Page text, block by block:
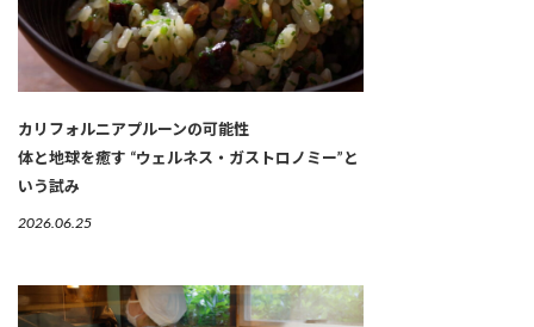
カリフォルニアプルーンの可能性
体と地球を癒す “ウェルネス・ガストロノミー”と
いう試み
2026.06.25